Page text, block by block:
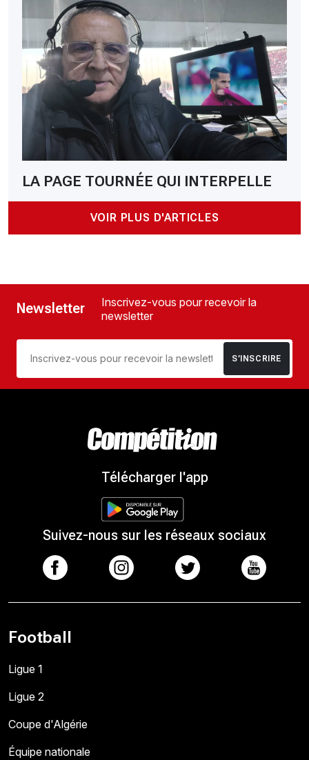
LA PAGE TOURNÉE QUI INTERPELLE
VOIR PLUS D'ARTICLES
Newsletter
Inscrivez-vous pour recevoir la
newsletter
S’INSCRIRE
Télécharger l'app
Suivez-nous sur les réseaux sociaux
Football
Ligue 1
Ligue 2
Coupe d'Algérie
Équipe nationale